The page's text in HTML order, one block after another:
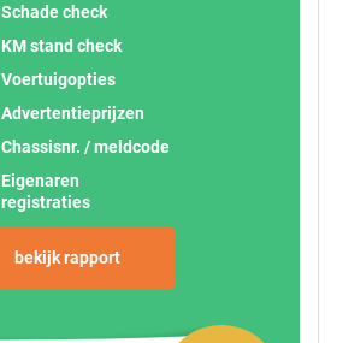
Schade check
KM stand check
Voertuigopties
Advertentieprijzen
Chassisnr. / meldcode
Eigenaren
registraties
bekijk rapport